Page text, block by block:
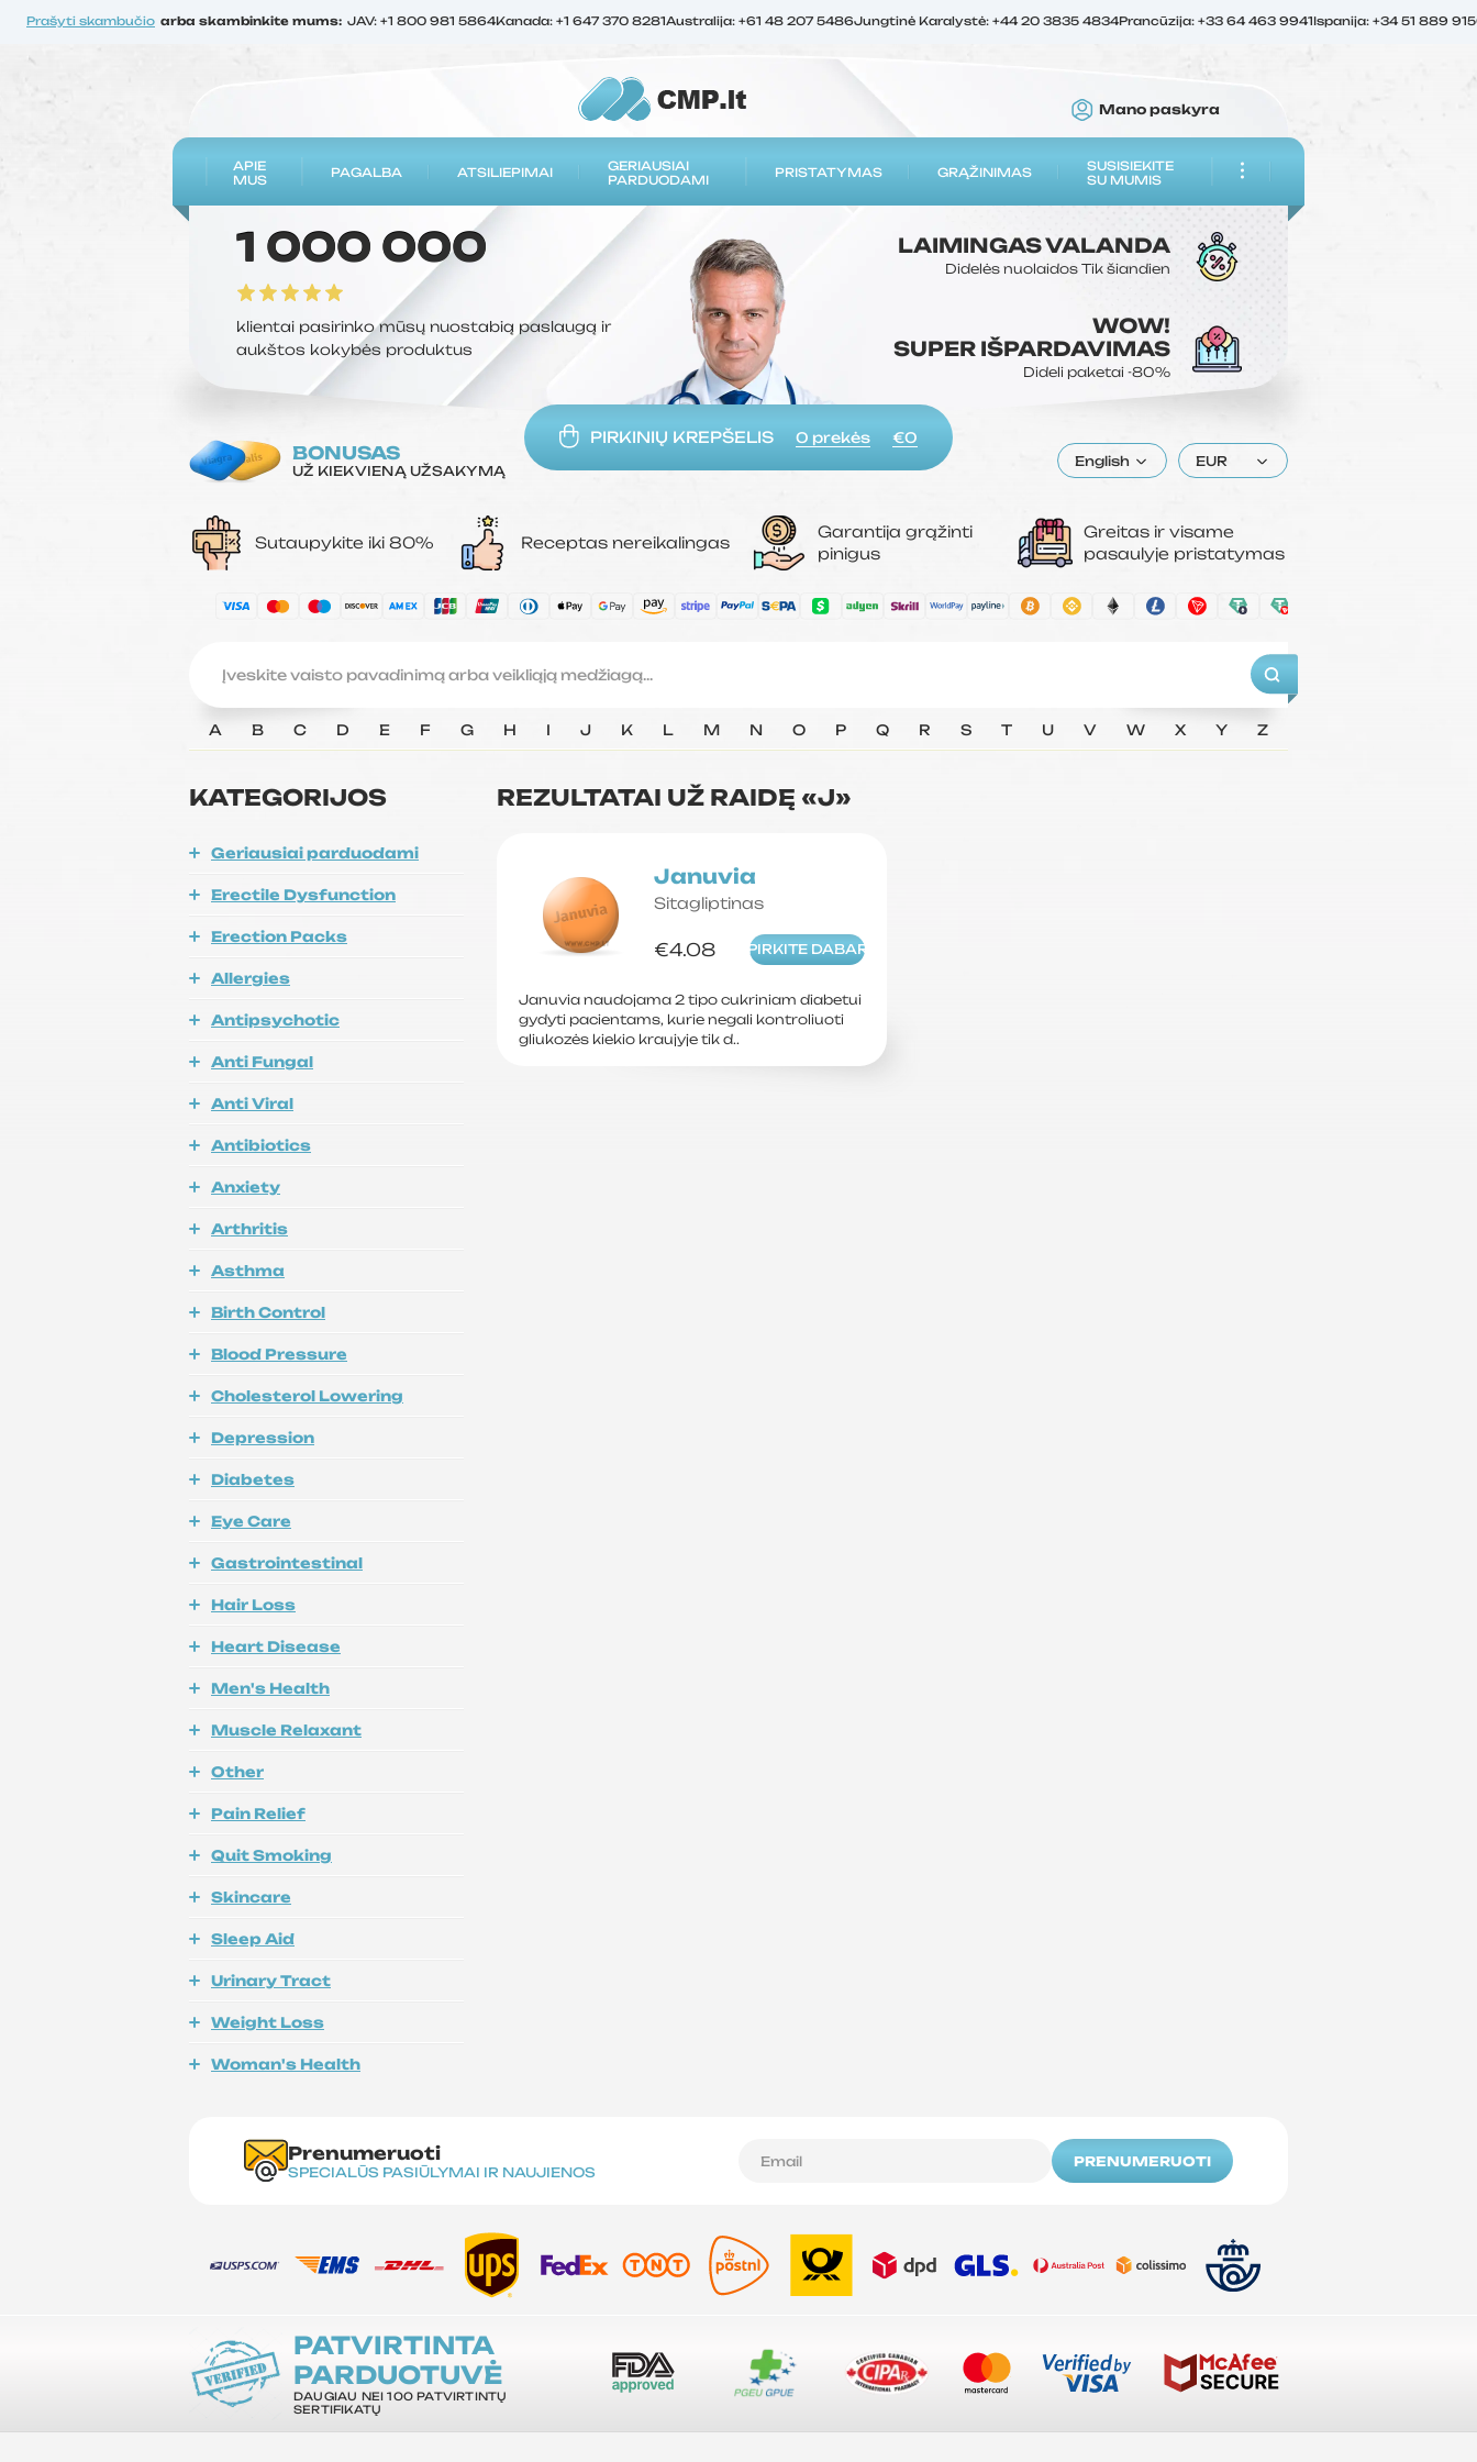
Prašyti skambučio arba skambinkite mums: JAV: +1 800 981 5864Kanada: +1 647 370 8281Australija: +61 48 207 5486Jungtinė Karalystė: +44 20 3835 4834Prancūzija: +33 64 463 9941Ispanija: +34 51 889
Mano paskyra
APIE
MUS
PAGALBA ATSILIEPIMAI
GERIAUSIAI
PARDUODAMI
PRISTATYMAS GRĄŽINIMAS
SUSISIEKITE
SU MUMIS
1 000 000
klientai pasirinko mūsų nuostabią paslaugą ir
aukštos kokybės produktus
LAIMINGASVALANDA
Didelės nuolaidos Tik šiandien
WOW!
SUPER IŠPARDAVIMAS
Dideli paketai -80%
PIRKINIŲ KREPŠELIS 0 prekės €0
BONUSAS
UŽ KIEKVIENĄ UŽSAKYMĄ
English EUR
Sutaupykite iki 80% Receptas nereikalingas
Garantija grąžinti
pinigus
Greitas ir visame
pasaulyje pristatymas
A B C D E F G H I J K L M N O P Q R S T U V W X Y Z
KATEGORIJOS
Geriausiai parduodami
Erectile Dysfunction
Erection Packs
Allergies
Antipsychotic
Anti Fungal
Anti Viral
Antibiotics
Anxiety
Arthritis
Asthma
Birth Control
Blood Pressure
Cholesterol Lowering
Depression
Diabetes
Eye Care
Gastrointestinal
Hair Loss
Heart Disease
Men's Health
Muscle Relaxant
Other
Pain Relief
Quit Smoking
Skincare
Sleep Aid
Urinary Tract
Weight Loss
Woman's Health
REZULTATAI UŽ RAIDĘ «J»
Januvia
Sitagliptinas
€4.08 PIRKITE DABAR
Januvia naudojama 2 tipo cukriniam diabetui
gydyti pacientams, kurie negali kontroliuoti
gliukozės kiekio kraujyje tik d..
Prenumeruoti
SPECIALŪS PASIŪLYMAI IR NAUJIENOS
PRENUMERUOTI
PATVIRTINTA
PARDUOTUVĖ
DAUGIAU NEI 100 PATVIRTINTŲ
SERTIFIKATŲ